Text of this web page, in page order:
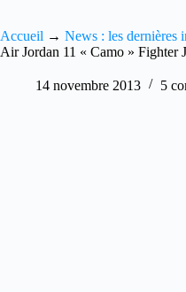
Accueil → News : les dernières
Air Jordan 11 « Camo » Fighter
14 novembre 2013 5